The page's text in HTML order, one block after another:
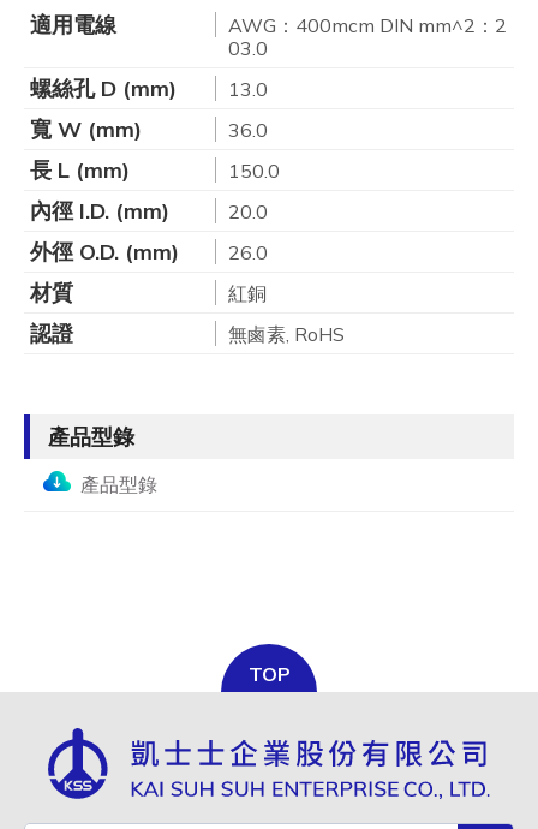
適用電線
AWG：400mcm DIN mm^2：2
03.0
螺絲孔 D (mm) 13.0
寬 W (mm) 36.0
長 L (mm) 150.0
內徑 I.D. (mm) 20.0
外徑 O.D. (mm) 26.0
材質 紅銅
認證 無鹵素, RoHS
產品型錄
產品型錄
TOP